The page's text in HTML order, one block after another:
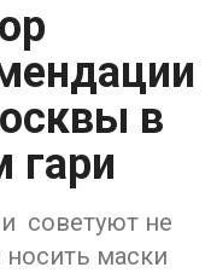
в
гари
советуют не
носить маски